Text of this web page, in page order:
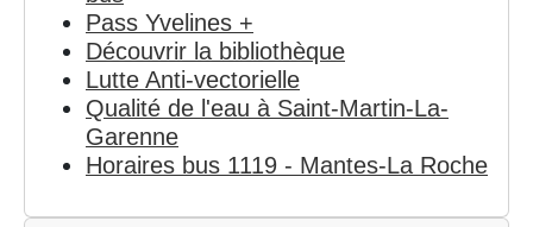
Pass Yvelines +
Découvrir la bibliothèque
Lutte Anti-vectorielle
Qualité de l'eau à Saint-Martin-La-
Garenne
Horaires bus 1119 - Mantes-La Roche